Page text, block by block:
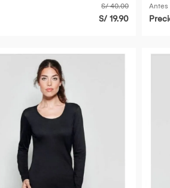
S/ 40.00
S/ 19.90
Antes